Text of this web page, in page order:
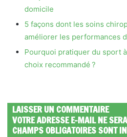
domicile
5 façons dont les soins
améliorer les performances
Pourquoi pratiquer du sport
choix recommandé ?
LAISSER UN COMMENTAIRE
VOTRE ADRESSE E-MAIL NE
CHAMPS OBLIGATOIRES SONT